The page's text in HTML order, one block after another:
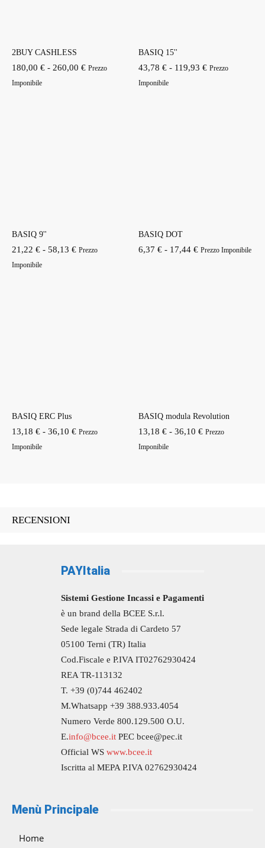
2BUY CASHLESS
180,00 € - 260,00 €Fascia
Prezzo
Imponibile
BASIQ 15''
43,78 € - 119,93 €Fascia
Prezzo
Imponibile
BASIQ 9''
21,22 € - 58,13 €Fascia
Prezzo
Imponibile
BASIQ DOT
6,37 € - 17,44 €Fascia
Prezzo Imponibile
BASIQ ERC Plus
13,18 € - 36,10 €Fascia
Prezzo
Imponibile
BASIQ modula Revolution
13,18 € - 36,10 €Fascia
Prezzo
Imponibile
RECENSIONI
PAYItalia
Sistemi Gestione Incassi e Pagamenti
è un brand della BCEE S.r.l.
Sede legale Strada di Cardeto 57
05100 Terni (TR) Italia
Cod.Fiscale e P.IVA IT02762930424
REA TR-113132
T. +39 (0)744 462402
M.Whatsapp +39 388.933.4054
Numero Verde 800.129.500 O.U.
E.info@bcee.it PEC bcee@pec.it
Official WS www.bcee.it
Iscritta al MEPA P.IVA 02762930424
Menù Principale
Home